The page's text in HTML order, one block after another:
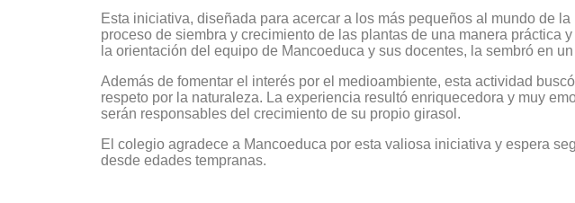
Esta iniciativa, diseñada para acercar a los más pequeños al mundo de
proceso de siembra y crecimiento de las plantas de una manera
la orientación del equipo de Mancoeduca y sus docentes, la sembró en
Además de fomentar el interés por el medioambiente, esta actividad
respeto por la naturaleza. La experiencia resultó enriquecedora y muy
serán responsables del crecimiento de su propio girasol.
El colegio agradece a Mancoeduca por esta valiosa iniciativa y espera
desde edades tempranas.